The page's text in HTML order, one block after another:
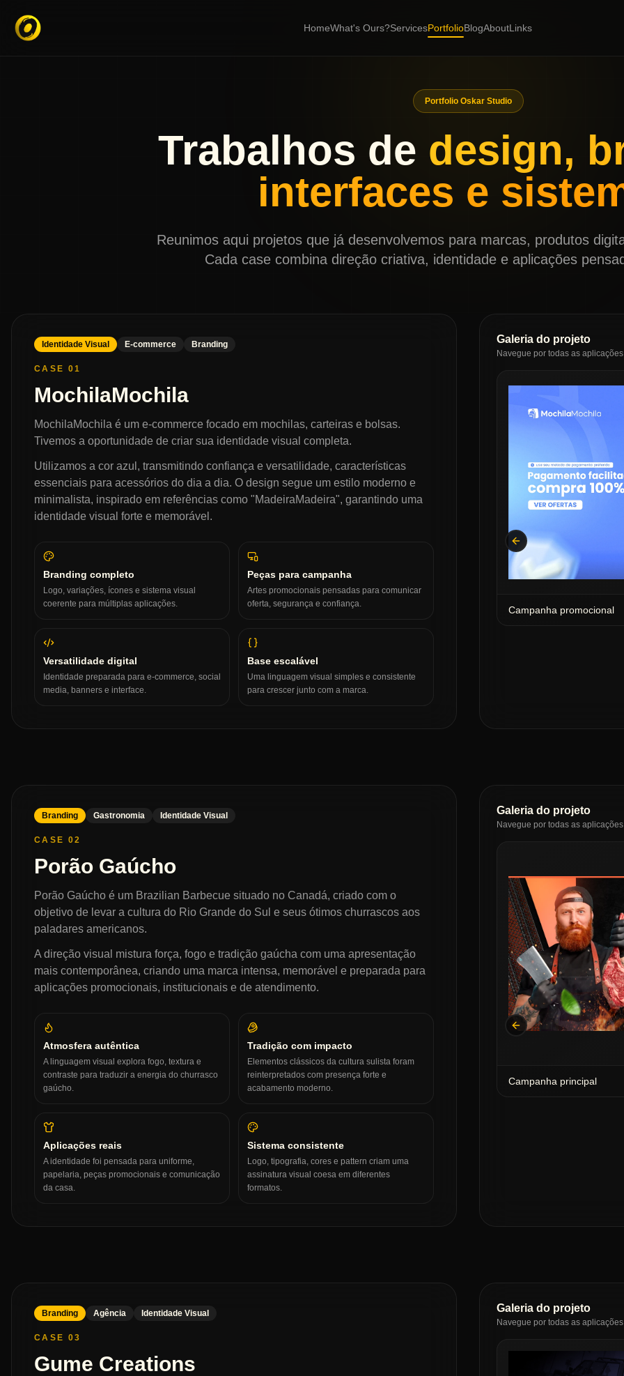
HomeWhat's Ours?ServicesPortfolioBlogAboutLinks
Portfolio Oskar Studio
Trabalhos de design,
interfaces e
Reunimos aqui projetos que já desenvolvemos para marcas, produtos
Cada case combina direção criativa, identidade e aplicações
Identidade Visual E-commerce Branding
CASE 01
MochilaMochila
MochilaMochila é um e-commerce focado em mochilas, carteiras e bolsas.
Tivemos a oportunidade de criar sua identidade visual completa.
Utilizamos a cor azul, transmitindo confiança e versatilidade, características
essenciais para acessórios do dia a dia. O design segue um estilo moderno e
minimalista, inspirado em referências como "MadeiraMadeira", garantindo uma
identidade visual forte e memorável.
Branding completo
Logo, variações, ícones e sistema visual
coerente para múltiplas aplicações.
Peças para campanha
Artes promocionais pensadas para comunicar
oferta, segurança e confiança.
Versatilidade digital
Identidade preparada para e-commerce, social
media, banners e interface.
Base escalável
Uma linguagem visual simples e consistente
para crescer junto com a marca.
Galeria do projeto
Navegue por todas as
Campanha promocional
Previous slide
Branding Gastronomia Identidade Visual
CASE 02
Porão Gaúcho
Porão Gaúcho é um Brazilian Barbecue situado no Canadá, criado com o
objetivo de levar a cultura do Rio Grande do Sul e seus ótimos churrascos aos
paladares americanos.
A direção visual mistura força, fogo e tradição gaúcha com uma apresentação
mais contemporânea, criando uma marca intensa, memorável e preparada para
aplicações promocionais, institucionais e de atendimento.
Atmosfera autêntica
A linguagem visual explora fogo, textura e
contraste para traduzir a energia do churrasco
gaúcho.
Tradição com impacto
Elementos clássicos da cultura sulista foram
reinterpretados com presença forte e
acabamento moderno.
Aplicações reais
A identidade foi pensada para uniforme,
papelaria, peças promocionais e comunicação
da casa.
Sistema consistente
Logo, tipografia, cores e pattern criam uma
assinatura visual coesa em diferentes
formatos.
Galeria do projeto
Navegue por todas as
Campanha principal
Previous slide
Branding Agência Identidade Visual
CASE 03
Gume Creations
Galeria do projeto
Navegue por todas as